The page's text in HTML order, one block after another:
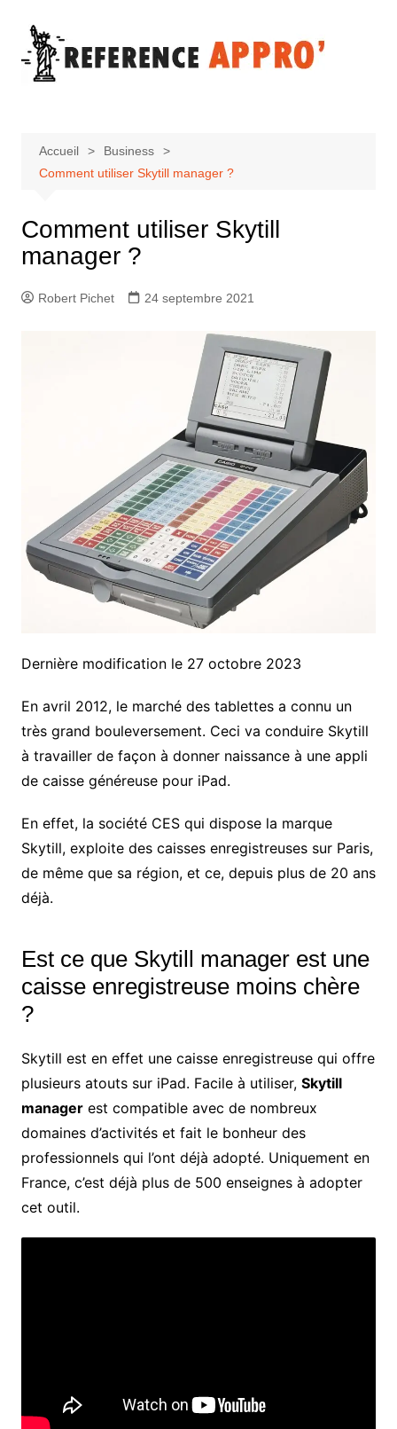
contenu
Accueil
Business
Comment utiliser Skytill manager ?
Comment utiliser Skytill
manager ?
Robert Pichet 24 septembre 2021
Dernière modification le 27 octobre 2023
En avril 2012, le marché des tablettes a connu un
très grand bouleversement. Ceci va conduire Skytill
à travailler de façon à donner naissance à une appli
de caisse généreuse pour iPad.
En effet, la société CES qui dispose la marque
Skytill, exploite des caisses enregistreuses sur Paris,
de même que sa région, et ce, depuis plus de 20 ans
déjà.
Est ce que Skytill manager est une
caisse enregistreuse moins chère
?
Skytill est en effet une caisse enregistreuse qui offre
plusieurs atouts sur iPad. Facile à utiliser, Skytill
managerest compatible avec de nombreux
domaines d’activités et fait le bonheur des
professionnels qui l’ont déjà adopté. Uniquement en
France, c’est déjà plus de 500 enseignes à adopter
cet outil.